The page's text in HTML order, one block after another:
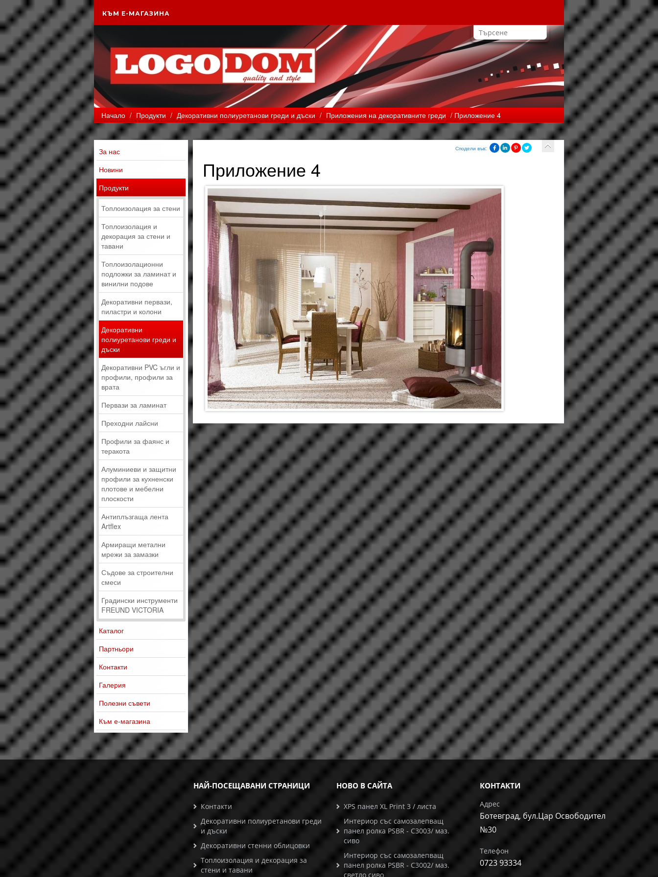
КЪМ Е-МАГАЗИНА
Начало / Продукти / Декоративни полиуретанови греди и дъски / Приложения на декоративните греди / Приложение 4
За нас
Новини
Продукти
Топлоизолация за стени
Топлоизолация и
декорация за стени и
тавани
Топлоизолационни
подложки за ламинат и
винилни подове
Декоративни первази,
пиластри и колони
Декоративни
полиуретанови греди и
дъски
Декоративни PVC ъгли и
профили, профили за
врата
Первази за ламинат
Преходни лайсни
Профили за фаянс и
теракота
Алуминиеви и защитни
профили за кухненски
плотове и мебелни
плоскости
Антиплъзгаща лента
Artflex
Армиращи метални
мрежи за замазки
Съдове за строителни
смеси
Градински инструменти
FREUND VICTORIA
Каталог
Партньори
Контакти
Галерия
Полезни съвети
Към е-магазина
Сподели във:
Приложение 4
НАЙ-ПОСЕЩАВАНИ СТРАНИЦИ
Контакти
Декоративни полиуретанови греди
и дъски
Декоративни стенни облицовки
Топлоизолация и декорация за
стени и тавани
НОВО В САЙТА
XPS панел XL Print 3 / листа
Интериор със самозалепващ
панел ролка PSBR - C3003/ маз.
сиво
Интериор със самозалепващ
панел ролка PSBR - C3002/ маз.
светло сиво
КОНТАКТИ
Адрес
Ботевград, бул.Цар Освободител
№30
Телефон
0723 93334